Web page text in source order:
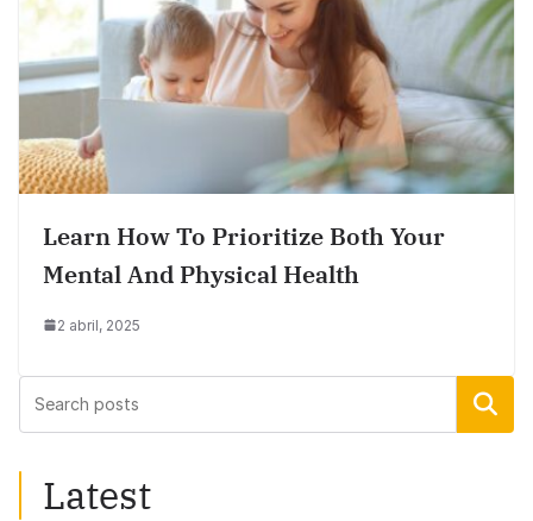
Learn How To Prioritize Both Your
Mental And Physical Health
2 abril, 2025
Buscar
Latest